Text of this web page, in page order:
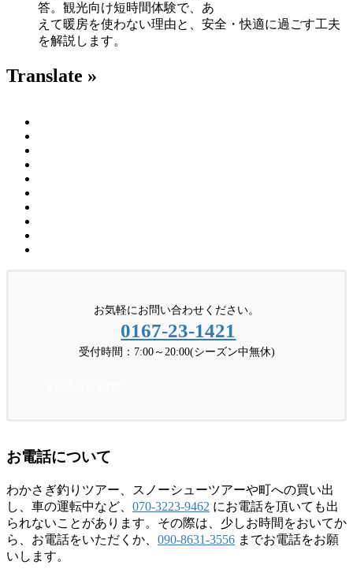
答。観光向け短時間体験で、あ
えて暖房を使わない理由と、安全・快適に過ごす工夫
を解説します。
Translate »
お気軽にお問い合わせください。
0167-23-1421
受付時間：7:00～20:00(シーズン中無休)
お電話について
わかさぎ釣りツアー、スノーシューツアーや町への買い出
し、車の運転中など、 070-3223-9462 にお電話を頂いても出
られないことがあります。その際は、少しお時間をおいてか
ら、お電話をいただくか、 090-8631-3556 までお電話をお願
いします。